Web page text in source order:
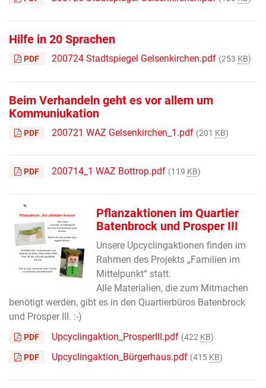
Hilfe in 20 Sprachen
PDF 200724 Stadtspiegel Gelsenkirchen.pdf (253 KB)
Beim Verhandeln geht es vor allem um
Kommuniukation
PDF 200721 WAZ Gelsenkirchen_1.pdf (201 KB)
PDF 200714_1 WAZ Bottrop.pdf (119 KB)
Pflanzaktionen im Quartier
Batenbrock und Prosper III
Unsere Upcyclingaktionen finden im
Rahmen des Projekts „Familien im
Mittelpunkt“ statt.
Alle Materialien, die zum Mitmachen
benötigt werden, gibt es in den Quartierbüros Batenbrock
und Prosper III. :-)
PDF Upcyclingaktion_ProsperIII.pdf (422 KB)
PDF Upcyclingaktion_Bürgerhaus.pdf (415 KB)